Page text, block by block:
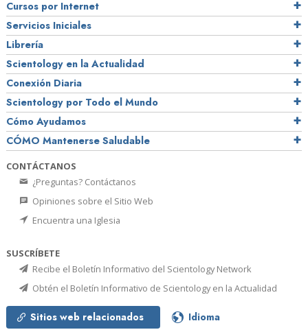
Cursos por Internet
Servicios Iniciales
Librería
Scientology en la Actualidad
Conexión Diaria
Scientology por Todo el Mundo
Cómo Ayudamos
CÓMO Mantenerse Saludable
CONTÁCTANOS
¿Preguntas? Contáctanos
Opiniones sobre el Sitio Web
Encuentra una Iglesia
SUSCRÍBETE
Recibe el Boletín Informativo del Scientology Network
Obtén el Boletín Informativo de Scientology en la Actualidad
Sitios web relacionados Idioma